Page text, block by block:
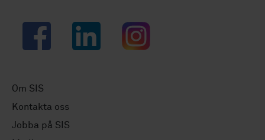
Facebook LinkedIn Instagram
Om SIS
Kontakta oss
Jobba på SIS